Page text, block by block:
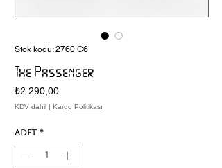
Stok kodu: 2760 C6
The Passenger
₺2.290,00Fiyat
KDV dahil | Kargo Politikası
Adet *